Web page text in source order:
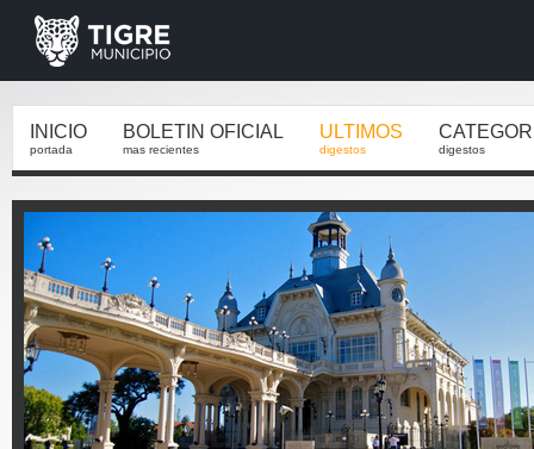
INICIO
portada
BOLETIN OFICIAL
mas recientes
ULTIMOS
digestos digestos